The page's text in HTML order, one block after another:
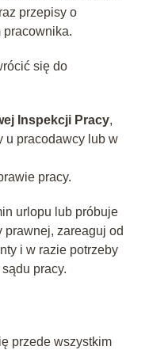
przepisy o
pracownika.
się do
Inspekcji Pracy,
u pracodawcy lub w
pracy.
urlopu lub próbuje
prawnej, zareaguj od
i w razie potrzeby
pracy.
przede wszystkim